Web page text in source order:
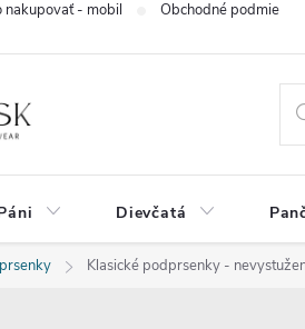
nakupovať - mobil Obchodné podmienky
Dievčatá
Klasické podprsenky -